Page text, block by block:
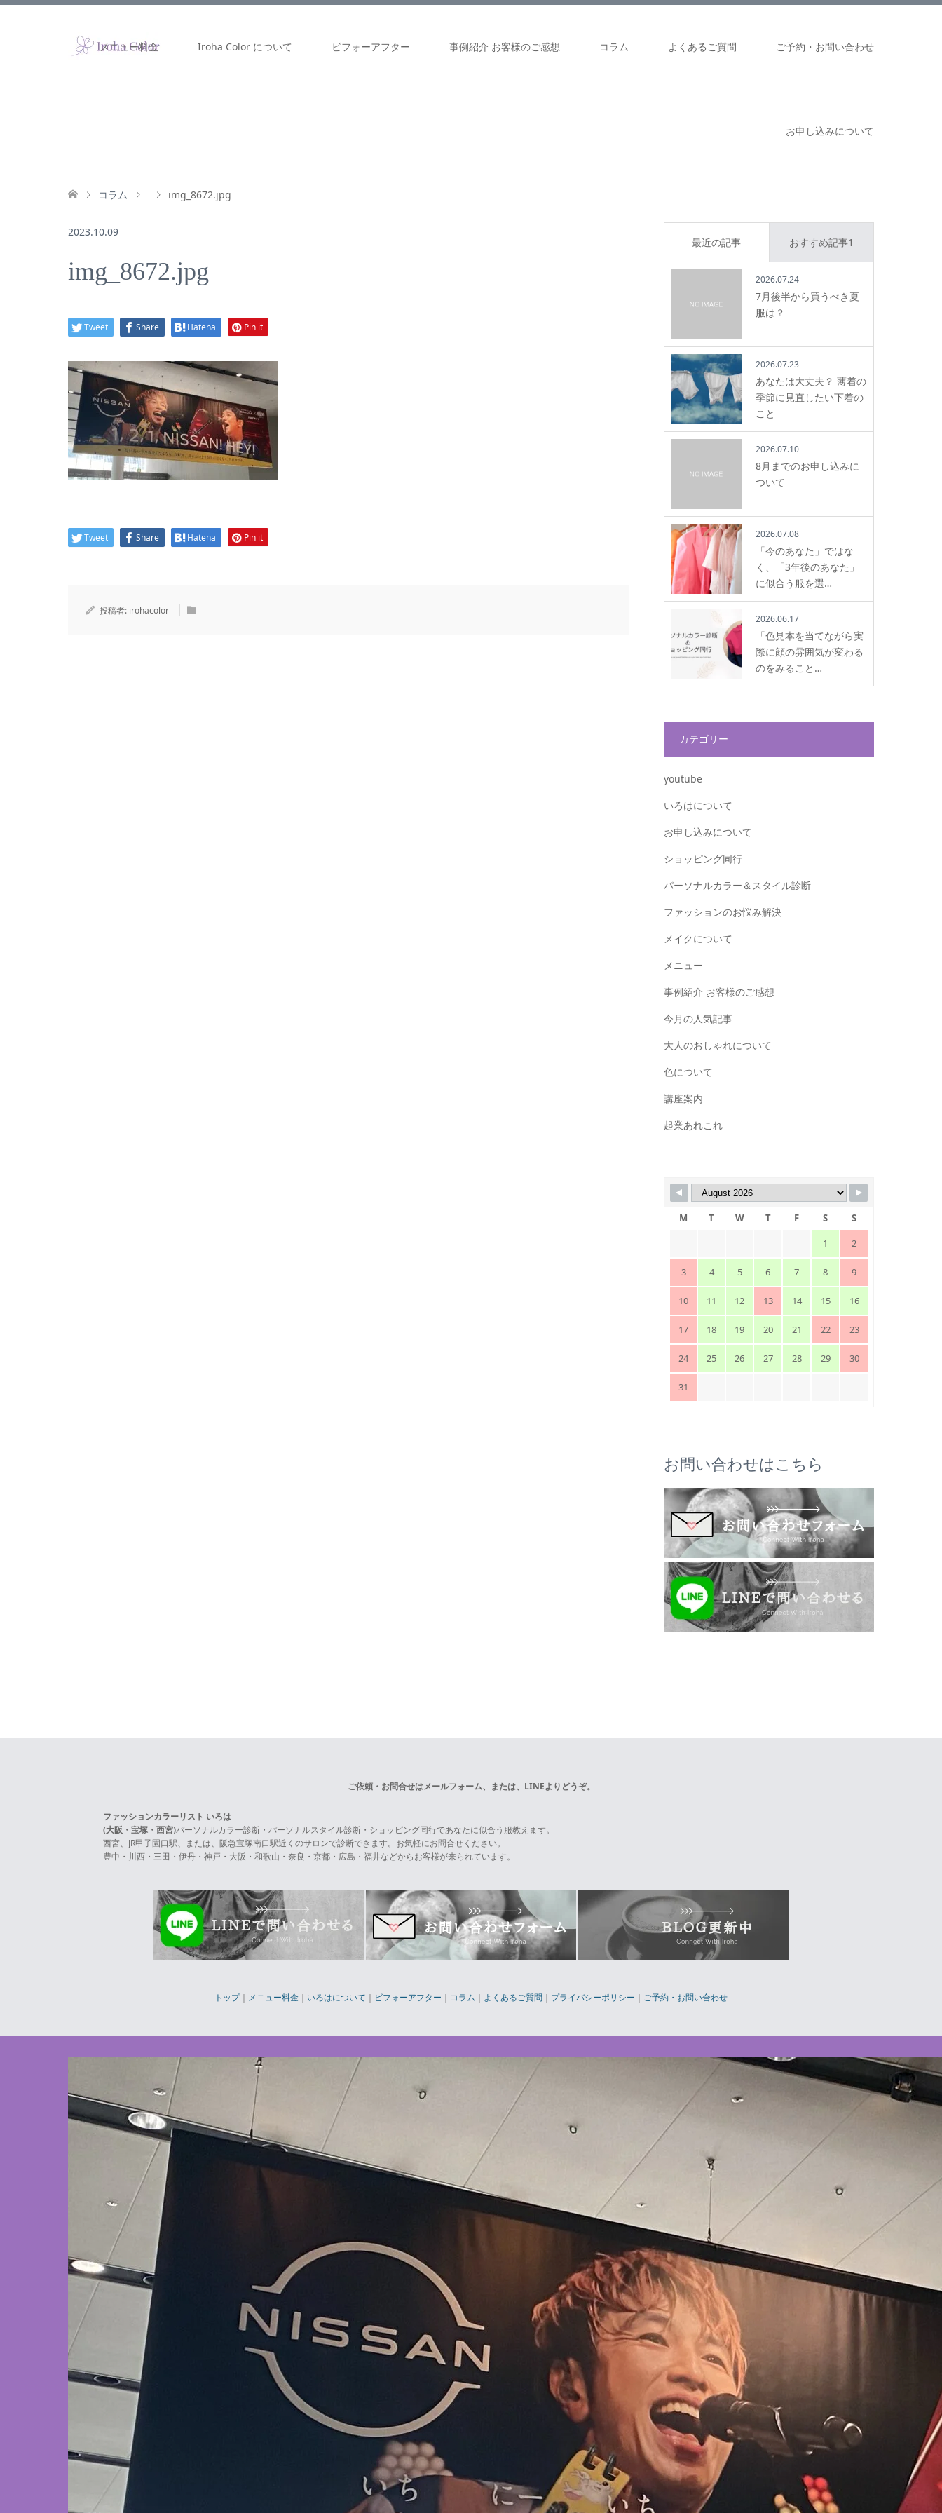
メニュー料金 Iroha Color について ビフォーアフター 事例紹介 お客様のご感想 コラム よくあるご質問 ご予約・お問い合わせ
お申し込みについて
コラム img_8672.jpg
2023.10.09
img_8672.jpg
Tweet Share Hatena Pin it
Tweet Share Hatena Pin it
投稿者: irohacolor
最近の記事 おすすめ記事1
2026.07.24
7月後半から買うべき夏
服は？
2026.07.23
あなたは大丈夫？ 薄着の
季節に見直したい下着の
こと
2026.07.10
8月までのお申し込みに
ついて
2026.07.08
「今のあなた」ではな
く、「3年後のあなた」
に似合う服を選…
2026.06.17
「色見本を当てながら実
際に顔の雰囲気が変わる
のをみること…
カテゴリー
youtube
いろはについて
お申し込みについて
ショッピング同行
パーソナルカラー＆スタイル診断
ファッションのお悩み解決
メイクについて
メニュー
事例紹介 お客様のご感想
今月の人気記事
大人のおしゃれについて
色について
講座案内
起業あれこれ
M T W T F S
S
1
2
3 4 5 6 7 8 9
10 11 12 13 14 15 16
17 18 19 20 21 22 23
24 25 26 27 28 29 30
31
お問い合わせはこちら
ご依頼・お問合せはメールフォーム、または、LINEよりどうぞ。
ファッションカラーリスト いろは
(大阪・宝塚・西宮)パーソナルカラー診断・パーソナルスタイル診断・ショッピング同行であなたに似合う服教えます。
西宮、JR甲子園口駅、または、阪急宝塚南口駅近くのサロンで診断できます。お気軽にお問合せください。
豊中・川西・三田・伊丹・神戸・大阪・和歌山・奈良・京都・広島・福井などからお客様が来られています。
トップ｜ メニュー料金 ｜ いろはについて ｜ ビフォーアフター ｜ コラム ｜ よくあるご質問 ｜ プライバシーポリシー ｜ ご予約・お問い合わせ